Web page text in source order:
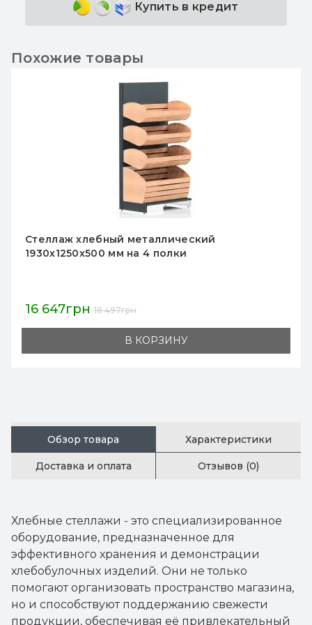
Купить в кредит
Похожие товары
хлебный металлический
мм на 4 полки
647грн 18 497грн
В КОРЗИНУ
Обзор товара Характеристики
Доставка и оплата Отзывов (0)
Хлебные стеллажи - это специализированное
оборудование, предназначенное для
эффективного хранения и демонстрации
хлебобулочных изделий. Они не только
помогают организовать пространство магазина,
но и способствуют поддержанию свежести
продукции, обеспечивая её привлекательный